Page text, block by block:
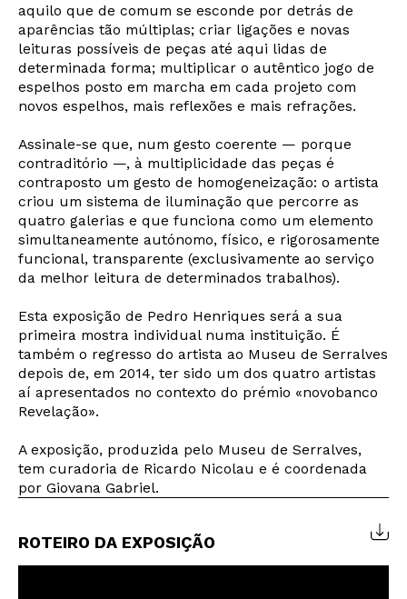
aquilo que de comum se esconde por detrás de
aparências tão múltiplas; criar ligações e novas
leituras possíveis de peças até aqui lidas de
determinada forma; multiplicar o autêntico jogo de
espelhos posto em marcha em cada projeto com
novos espelhos, mais reflexões e mais refrações.
Assinale-se que, num gesto coerente — porque
contraditório —, à multiplicidade das peças é
contraposto um gesto de homogeneização: o artista
criou um sistema de iluminação que percorre as
quatro galerias e que funciona como um elemento
simultaneamente autónomo, físico, e rigorosamente
funcional, transparente (exclusivamente ao serviço
da melhor leitura de determinados trabalhos).
Esta exposição de Pedro Henriques será a sua
primeira mostra individual numa instituição. É
também o regresso do artista ao Museu de Serralves
depois de, em 2014, ter sido um dos quatro artistas
aí apresentados no contexto do prémio «novobanco
Revelação».
A exposição, produzida pelo Museu de Serralves,
tem curadoria de Ricardo Nicolau e é coordenada
por Giovana Gabriel.
ROTEIRO DA EXPOSIÇÃO
Newsletter
Interesses